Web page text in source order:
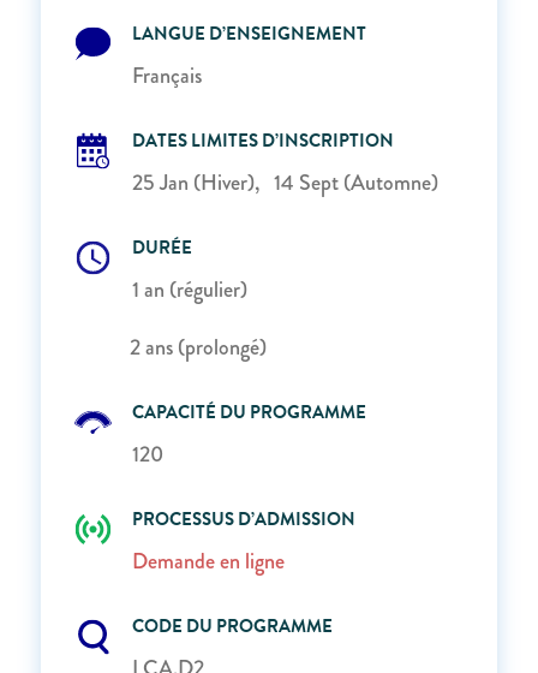
LANGUE D’ENSEIGNEMENT
Français
DATES LIMITES D’INSCRIPTION
25 Jan (Hiver), 14 Sept (Automne)
DURÉE
1 an (régulier)
2 ans (prolongé)
CAPACITÉ DU PROGRAMME
120
PROCESSUS D’ADMISSION
Demande en ligne
CODE DU PROGRAMME